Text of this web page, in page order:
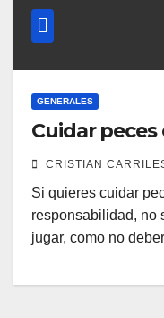
GENERALES
Cuidar
CRISTIAN
Si quieres cuidar
responsabilidad, no
jugar, como no